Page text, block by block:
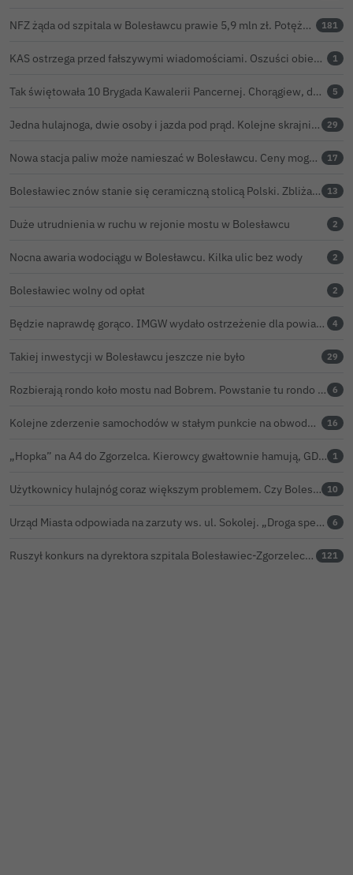
NFZ żąda od szpitala w Bolesławcu prawie 5,9 mln zł. Potężny cios po kontroli rozliczeń 181
KAS ostrzega przed fałszywymi wiadomościami. Oszuści obiecują zwrot podatku PIT 1
Tak świętowała 10 Brygada Kawalerii Pancernej. Chorągiew, defilada i pokaz lotniczy 5
Jedna hulajnoga, dwie osoby i jazda pod prąd. Kolejne skrajnie nieodpowiedzialne zachowanie na ulicach Bolesławca 29
Nowa stacja paliw może namieszać w Bolesławcu. Ceny mogą być niższe nawet o 30 groszy na litrze 17
Bolesławiec znów stanie się ceramiczną stolicą Polski. Zbliża się 32. Święto Ceramiki 13
Duże utrudnienia w ruchu w rejonie mostu w Bolesławcu 2
Nocna awaria wodociągu w Bolesławcu. Kilka ulic bez wody 2
Bolesławiec wolny od opłat 2
Będzie naprawdę gorąco. IMGW wydało ostrzeżenie dla powiatu bolesławieckiego 4
Takiej inwestycji w Bolesławcu jeszcze nie było 29
Rozbierają rondo koło mostu nad Bobrem. Powstanie tu rondo turbinowe 6
Kolejne zderzenie samochodów w stałym punkcie na obwodnicy Bolesławca 16
„Hopka” na A4 do Zgorzelca. Kierowcy gwałtownie hamują, GDDKiA wyjaśnia, skąd problem 1
Użytkownicy hulajnóg coraz większym problemem. Czy Bolesławiec powinien pójść śladem Gniezna? 10
Urząd Miasta odpowiada na zarzuty ws. ul. Sokolej. „Droga spełnia wszystkie normy” 6
Ruszył konkurs na dyrektora szpitala Bolesławiec-Zgorzelec. Rozstrzygnięcie już w czerwcu? 121